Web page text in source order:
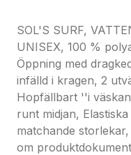
SOL'S SURF,
UNISEX, 100 %
Öppning med
infälld i kragen, 2
Hopfällbart ''i
runt midjan,
matchande
om